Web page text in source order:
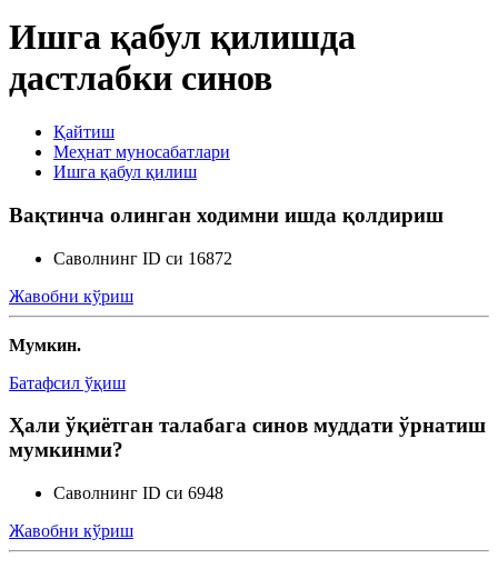
Ходим ва иш берувчининг жавобгарлиги
Чет эллик шахсларни ишга жойлаштириш
Ходимларни аттестациядан ўтказиш
Кадрлар ишини юритиш
Меҳнат шартномасини ўзгартириш
Меҳнатга оид муносабатларни бекор қилиш
Ишга қабул қилишда
дастлабки синов
Қайтиш
Меҳнат муносабатлари
Ишга қабул қилиш
Вақтинча олинган ходимни ишда қолдириш
Саволнинг ID си 16872
Жавобни кўриш
Мумкин.
Батафсил ўқиш
Ҳали ўқиётган талабага синов муддати ўрнатиш
мумкинми?
Саволнинг ID си 6948
Жавобни кўриш